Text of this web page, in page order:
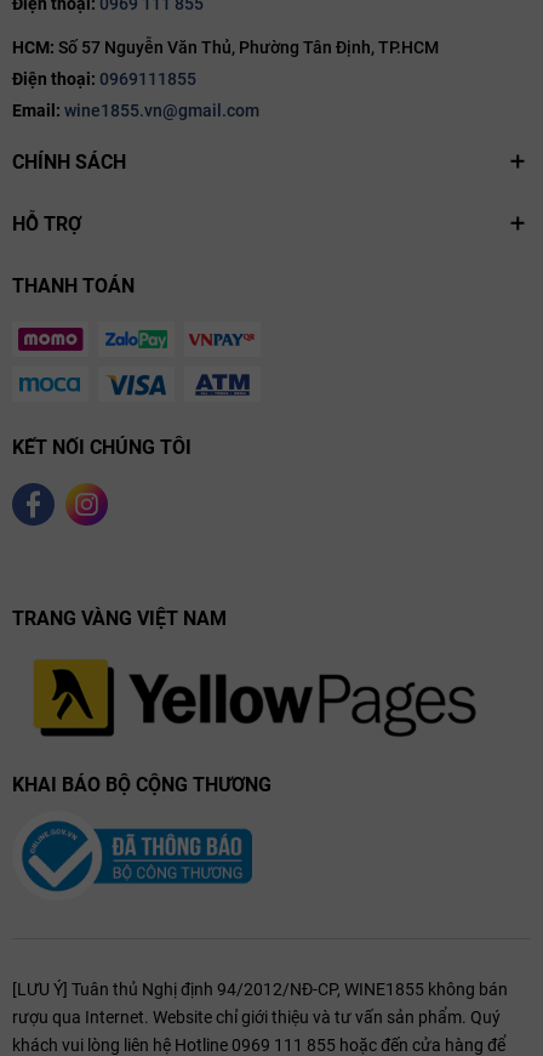
HCM: Số 57 Nguyễn Văn Thủ, Phường Tân Định, TP.HCM
Điện thoại: 0969111855
Email: wine1855.vn@gmail.com
CHÍNH SÁCH
HỖ TRỢ
THANH TOÁN
KẾT NỐI CHÚNG TÔI
TRANG VÀNG VIỆT NAM
KHAI BÁO BỘ CỘNG THƯƠNG
[LƯU Ý] Tuân thủ Nghị định 94/2012/NĐ-CP, WINE1855 không bán
rượu qua Internet. Website chỉ giới thiệu và tư vấn sản phẩm. Quý
khách vui lòng liên hệ Hotline 0969 111 855 hoặc đến cửa hàng để